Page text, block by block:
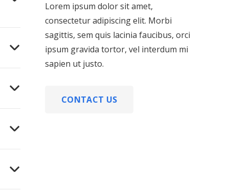
Lorem ipsum dolor sit amet,
consectetur adipiscing elit. Morbi
sagittis, sem quis lacinia faucibus, orci
ipsum gravida tortor, vel interdum mi
sapien ut justo.
CONTACT US